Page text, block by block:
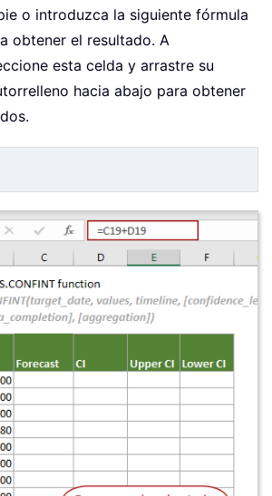
o introduzca la siguiente fórmula
obtener el resultado. A
esta celda y arrastre su
hacia abajo para obtener